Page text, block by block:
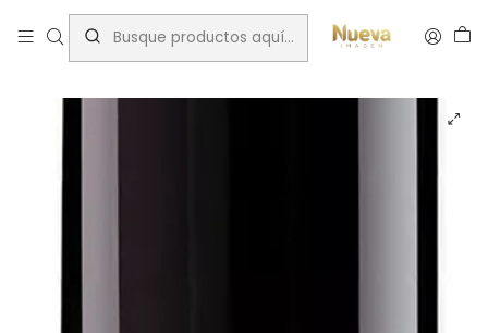
Inicio Aceites y Sérum Capilares
LAB 35 INDULGING HAIR OIL 50 ML